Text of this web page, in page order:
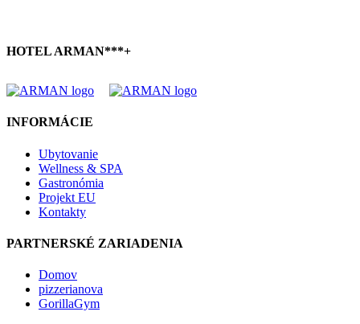
HOTEL ARMAN***+
INFORMÁCIE
Ubytovanie
Wellness & SPA
Gastronómia
Projekt EU
Kontakty
PARTNERSKÉ ZARIADENIA
Domov
pizzerianova
GorillaGym